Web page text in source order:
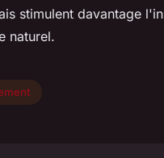
stimulent davantage
naturel.